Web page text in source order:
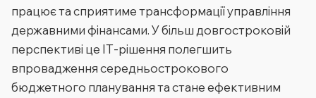
працює та сприятиме трансформації управління
державними фінансами. У більш довгостроковій
перспективі це ІТ-рішення полегшить
впровадження середньострокового
бюджетного планування та стане ефективним